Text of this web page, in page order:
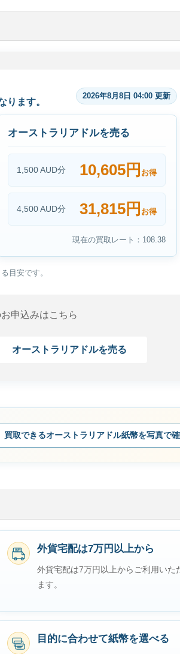
ります。
2026年8月8日 04:00 更新
オーストラリアドルを売る
1,500 AUD分 10,605円 お得
4,500 AUD分 31,815円 お得
現在の買取レート：108.38
目安です。
申込みはこちら
オーストラリアドルを売る
買取できるオーストラリアドル紙幣を写真で
無料 外貨宅配は7万円以上から
外貨宅配は7万円以上からご利用いた
ます。
目的に合わせて紙幣を選べる